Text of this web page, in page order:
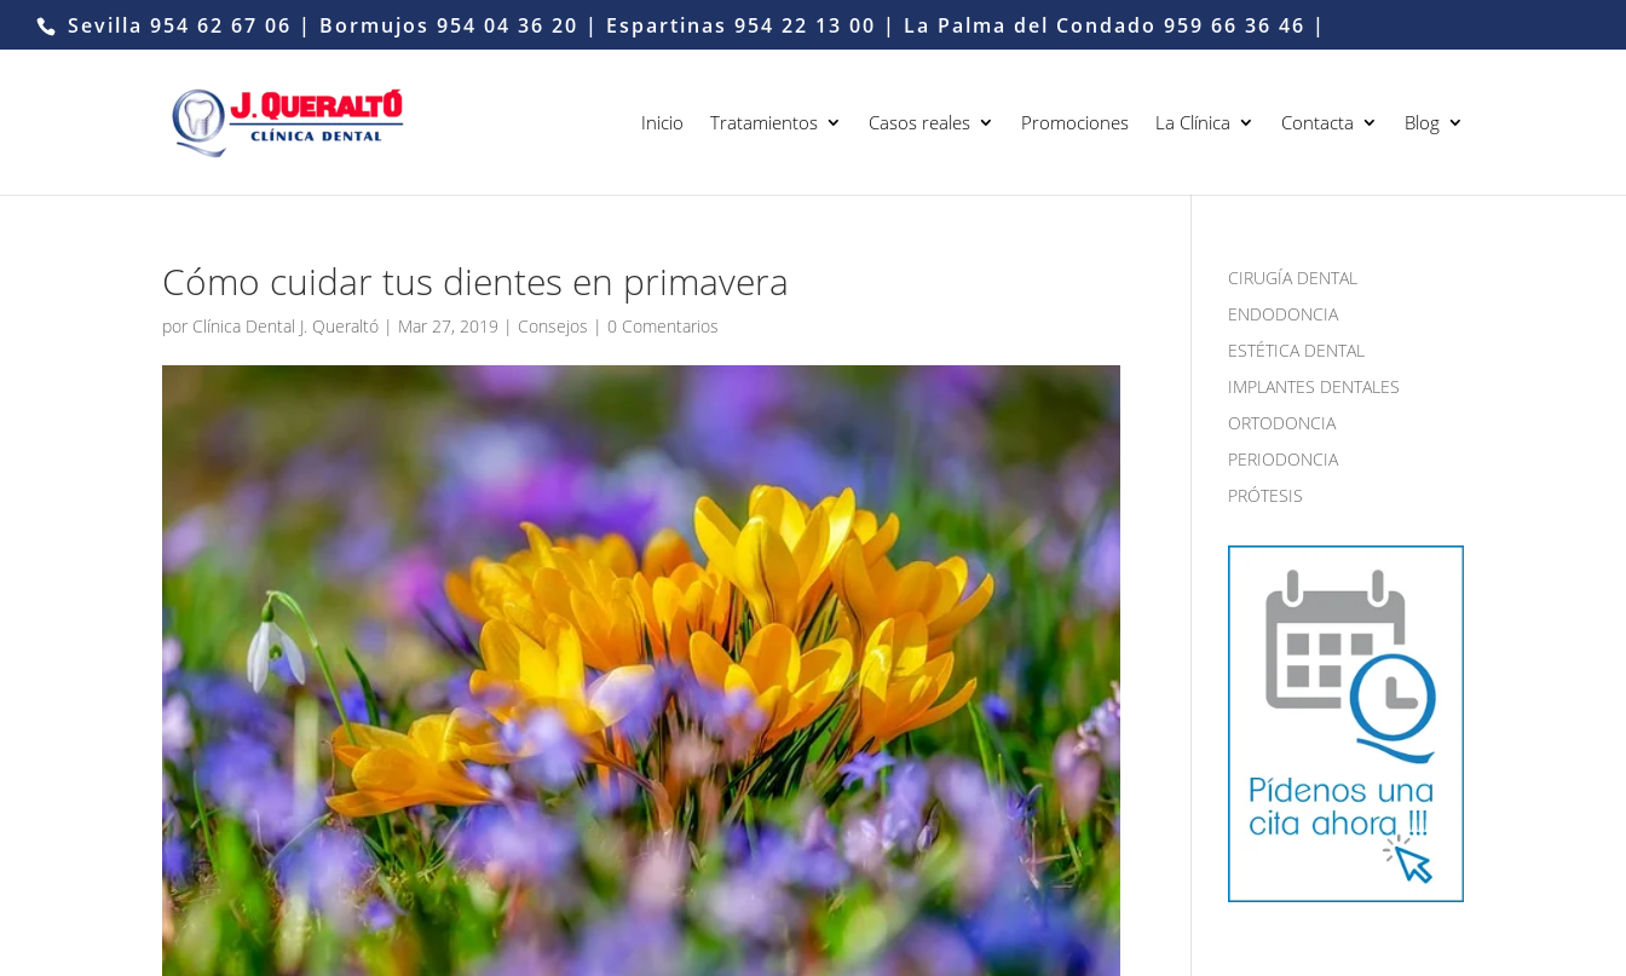
Sevilla 954 62 67 06 | Bormujos 954 04 36 20 | Espartinas 954 22 13 00 | La Palma del Condado 959 66 36 46 |
Inicio Tratamientos Casos reales Promociones La Clínica Contacta Blog
Cómo cuidar tus dientes en primavera
por Clínica Dental J. Queraltó | Mar 27, 2019 | Consejos |0 Comentarios
CIRUGÍA DENTAL
ENDODONCIA
ESTÉTICA DENTAL
IMPLANTES DENTALES
ORTODONCIA
PERIODONCIA
PRÓTESIS